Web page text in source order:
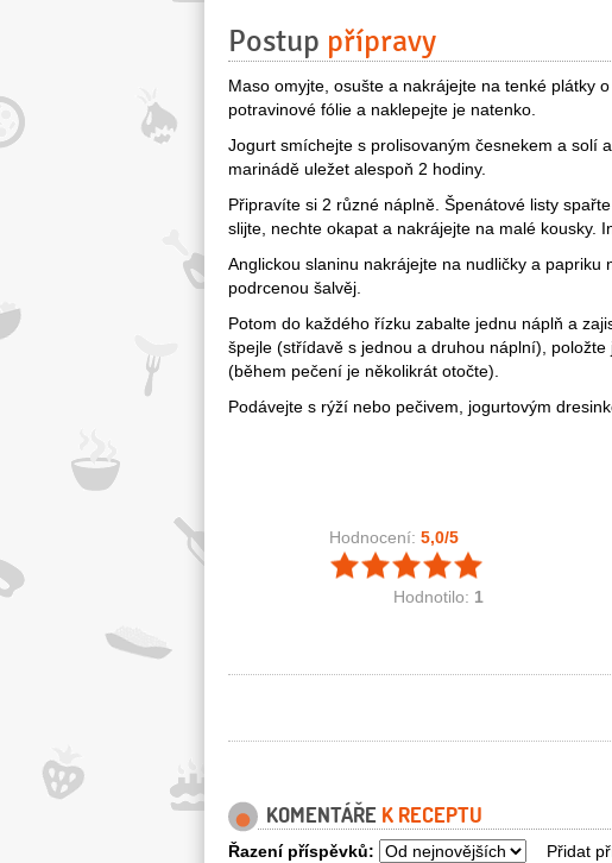
Postup přípravy
Maso omyjte, osušte a nakrájejte na tenké plátky
potravinové fólie a naklepejte je natenko.
Jogurt smíchejte s prolisovaným česnekem a solí
marinádě uležet alespoň 2 hodiny.
Připravíte si 2 různé náplně. Špenátové listy
slijte, nechte okapat a nakrájejte na malé kousky.
Anglickou slaninu nakrájejte na nudličky a
podrcenou šalvěj.
Potom do každého řízku zabalte jednu náplň a
špejle (střídavě s jednou a druhou náplní),
(během pečení je několikrát otočte).
Podávejte s rýží nebo pečivem, jogurtovým
Hodnocení: 5,0/5
Hodnotilo: 1
KOMENTÁŘE K RECEPTU
Přidat
Řazení příspěvků: